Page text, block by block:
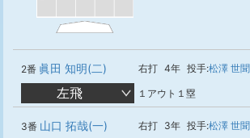
2番 眞田 知明(二) 右打 4年 投手:松澤 世聞
左飛 １アウト１塁
3番 山口 拓哉(一) 右打 3年 投手:松澤 世聞